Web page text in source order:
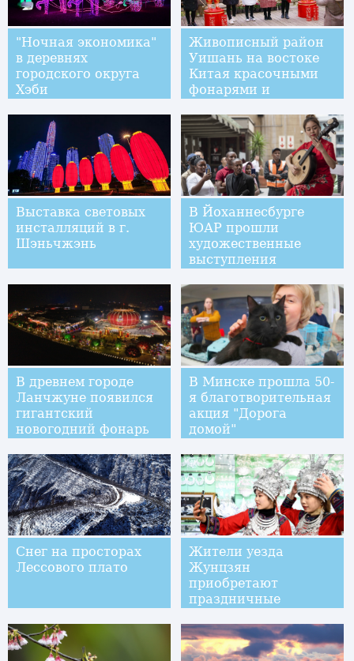
"Ночная экономика"
в деревнях
городского округа
Хэби
Живописный район
Уишань на востоке
Китая красочными
фонарями и
встречает туристов в
преддверии
китайского Нового
года
Выставка световых
инсталляций в г.
Шэньчжэнь
В Йоханнесбурге
ЮАР прошли
художественные
выступления
праздник Весны"
В древнем городе
Ланчжуне появился
гигантский
новогодний фонарь
В Минске прошла 50-
я благотворительная
акция "Дорога
домой"
Снег на просторах
Лессового плато
Жители уезда
Жунцзян
приобретают
праздничные